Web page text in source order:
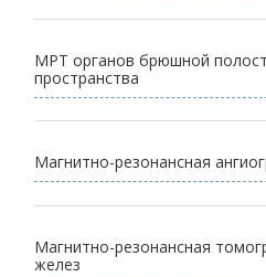
МРТ органов брюшной
пространства
Магнитно-резонансная
Магнитно-резонансная
желез